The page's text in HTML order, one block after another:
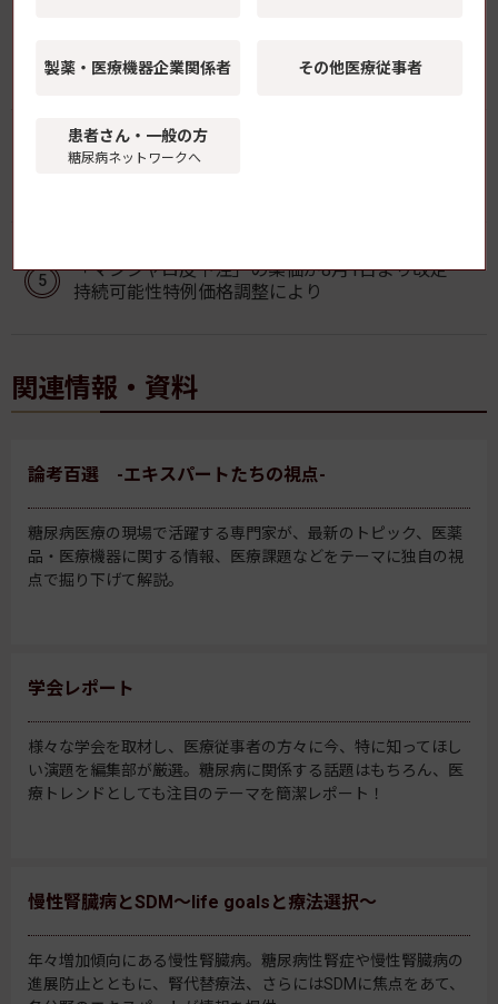
脱毛症リスク上昇と関連
2型糖尿病の「脳インスリン抵抗性」が視床下部後
「マンジャロ皮下注」の薬価が8月1日より改定
持続可能性特例価格調整により
関連情報・資料
論考百選 -エキスパートたちの視点-
糖尿病医療の現場で活躍する専門家が、最新のトピック、医薬
品・医療機器に関する情報、医療課題などをテーマに独自の視
点で掘り下げて解説。
学会レポート
様々な学会を取材し、医療従事者の方々に今、特に知ってほし
い演題を編集部が厳選。糖尿病に関係する話題はもちろん、医
療トレンドとしても注目のテーマを簡潔レポート！
慢性腎臓病とSDM～life goalsと療法選択～
年々増加傾向にある慢性腎臓病。糖尿病性腎症や慢性腎臓病の
進展防止とともに、腎代替療法、さらにはSDMに焦点をあて、
製薬・医療機器企業関係者 その他医療従事者
患者さん・一般の方
糖尿病ネットワークへ